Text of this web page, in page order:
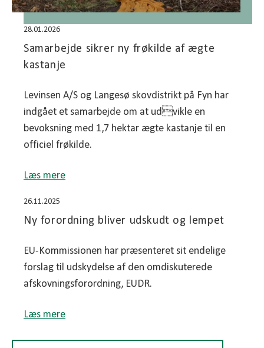
28.01.2026
Samarbejde sikrer ny frøkilde af ægte
kastanje
Levinsen A/S og Langesø skovdistrikt på Fyn har
indgået et samarbejde om at udvikle en
bevoksning med 1,7 hektar ægte kastanje til en
officiel frøkilde.
Læs mere
26.11.2025
Ny forordning bliver udskudt og lempet
EU-Kommissionen har præsenteret sit endelige
forslag til udskydelse af den omdiskuterede
afskovningsforordning, EUDR.
Læs mere